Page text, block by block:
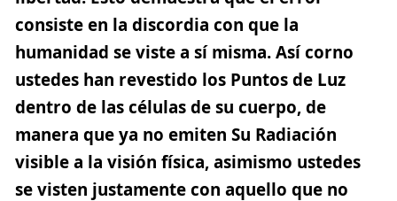
consiste en la discordia con que la
humanidad se viste a sí misma. Así corno
ustedes han revestido los Puntos de Luz
dentro de las células de su cuerpo, de
manera que ya no emiten Su Radiación
visible a la visión física, asimismo ustedes
se visten justamente con aquello que no